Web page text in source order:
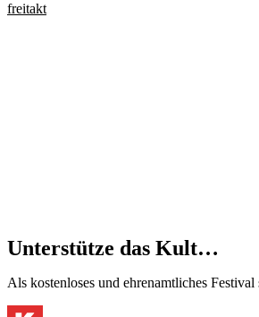
freitakt
Unterstütze das Kult…
Als kostenloses und ehrenamtliches